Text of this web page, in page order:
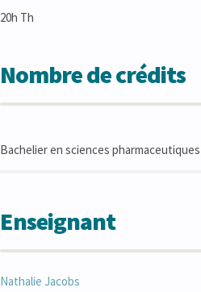
20h Th
Nombre de crédits
Bachelier en sciences pharmaceutiques
Enseignant
Nathalie Jacobs